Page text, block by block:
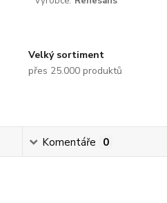
Velký sortiment
přes 25.000 produktů
Komentáře 0